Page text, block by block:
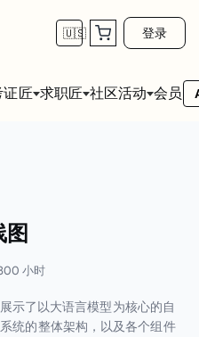
🇺🇸 登录
证匠 求职匠 社区活动 会员
小时
示了以大语言模型为核心的自
统的整体架构，以及各个组件